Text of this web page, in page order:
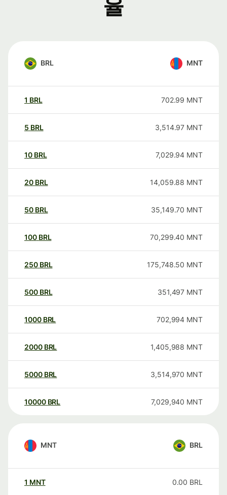
율
BRL MNT
1 BRL 702.99 MNT
5 BRL 3,514.97 MNT
10 BRL 7,029.94 MNT
20 BRL 14,059.88 MNT
50 BRL 35,149.70 MNT
100 BRL 70,299.40 MNT
250 BRL 175,748.50 MNT
500 BRL 351,497 MNT
1000 BRL 702,994 MNT
2000 BRL 1,405,988 MNT
5000 BRL 3,514,970 MNT
10000 BRL 7,029,940 MNT
MNT BRL
1 MNT 0.00 BRL